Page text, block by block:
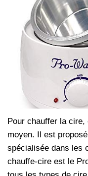
Pour chauffer la
moyen. Il est
spécialisée dans les
chauffe-cire est le